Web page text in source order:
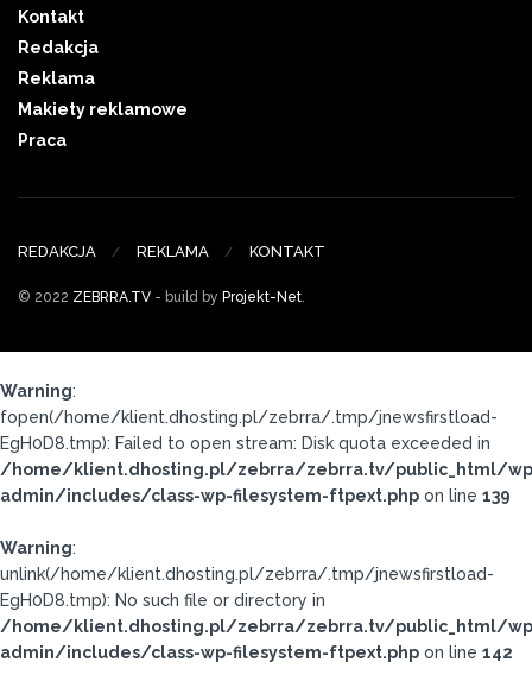
Kontakt
Redakcja
Reklama
Makiety reklamowe
Praca
REDAKCJA REKLAMA KONTAKT
© 2022 ZEBRRA.TV - build by Projekt-Net.
Warning:
fopen(/home/klient.dhosting.pl/zebrra/.tmp/jnewsfirstload-
EgH0D8.tmp): Failed to open stream: Disk quota exceeded in
/home/klient.dhosting.pl/zebrra/zebrra.tv/public_html/
admin/includes/class-wp-filesystem-ftpext.php on line 139
Warning:
unlink(/home/klient.dhosting.pl/zebrra/.tmp/jnewsfirstload-
EgH0D8.tmp): No such file or directory in
/home/klient.dhosting.pl/zebrra/zebrra.tv/public_html/
admin/includes/class-wp-filesystem-ftpext.php on line 142